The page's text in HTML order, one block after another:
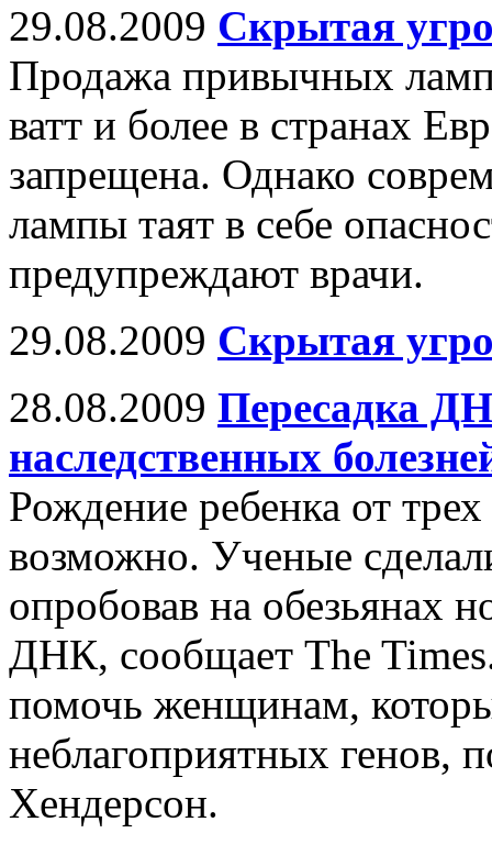
29.08.2009 Скрытая
Продажа привычных
ватт и более в странах
запрещена. Однако
лампы таят в себе
предупреждают врачи.
29.08.2009 Скрытая
28.08.2009 Пересадка
наследственных
Рождение ребенка от
возможно. Ученые
опробовав на обезьянах
ДНК, сообщает The
помочь женщинам,
неблагоприятных генов,
Хендерсон.